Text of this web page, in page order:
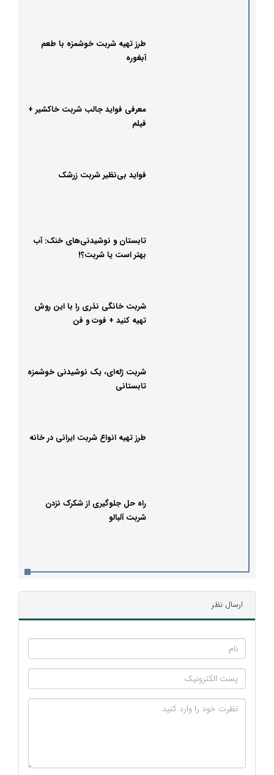
طرز تهیه شربت خوشمزه با طعم
آبغوره
معرفی فواید جالب شربت خاکشیر +
فیلم
فواید بی‌نظیر شربت زرشک
تابستان و نوشیدنی‌های خنک: آب
بهتر است یا شربت؟!
شربت خانگی نذری را با این روش
تهیه کنید + فوت و فن
شربت ژله‌ای، یک نوشیدنی خوشمزه
تابستانی
طرز تهیه انواع شربت ایرانی در خانه
راه حل جلوگیری از شکرک نزدن
شربت آلبالو
ارسال نظر